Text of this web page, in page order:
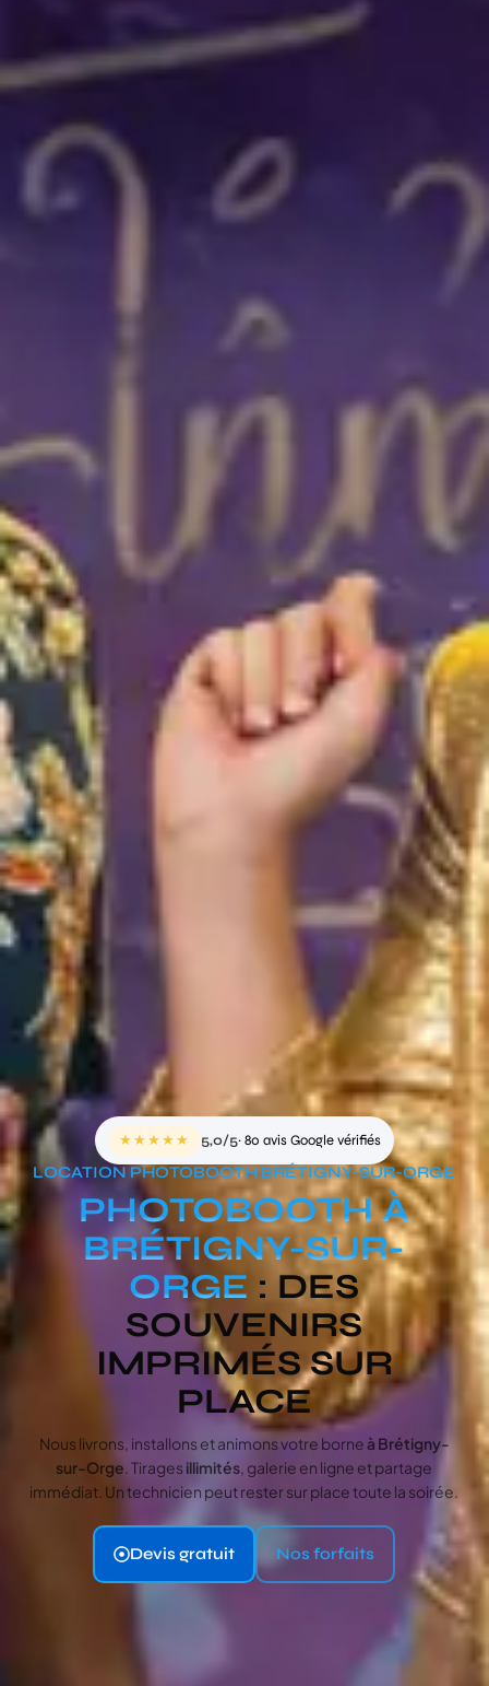
★★★★★ 5,0/5· 80 avis Google vérifiés
LOCATION PHOTOBOOTH BRÉTIGNY-SUR-ORGE
PHOTOBOOTH À
BRÉTIGNY-SUR-
ORGE : DES
SOUVENIRS
IMPRIMÉS SUR
PLACE
Nous livrons, installons et animons votre borneà Brétigny-
sur-Orge. Tirages illimités, galerie en ligne et partage
immédiat. Un technicien peut rester sur place toute la soirée.
Devis gratuit Nos forfaits